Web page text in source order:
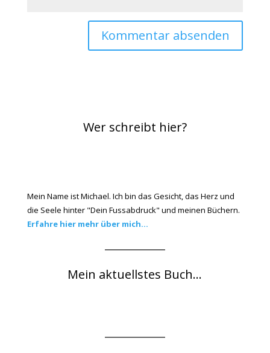
Wer schreibt hier?
Mein Name ist Michael. Ich bin das Gesicht, das Herz und
die Seele hinter "Dein Fussabdruck" und meinen Büchern.
Erfahre hier mehr über mich...
Mein aktuellstes Buch...